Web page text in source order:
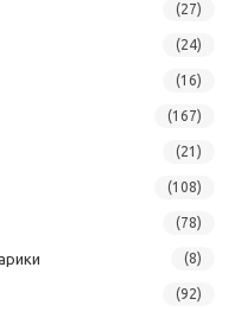
(27)
(24)
(16)
(167)
(21)
(108)
(78)
(8)
(92)